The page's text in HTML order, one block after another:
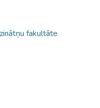
fakultāte